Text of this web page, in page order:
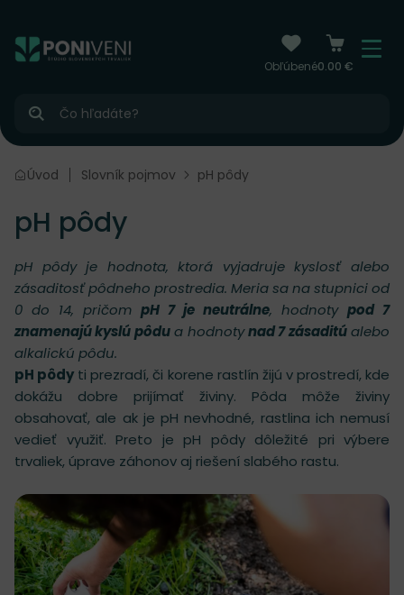
Obľúbené0.00 €
Menu
Hľadať
Úvod Slovník pojmov pH pôdy
pH pôdy
pH pôdy je hodnota, ktorá vyjadruje kyslosť alebo
zásaditosť pôdneho prostredia. Meria sa na stupnici od
0 do 14, pričom pH 7 je neutrálne, hodnoty pod 7
znamenajú kyslú pôdua hodnotynad 7 zásaditúalebo
alkalickú pôdu.
pH pôdy ti prezradí, či korene rastlín žijú v prostredí, kde
dokážu dobre prijímať živiny. Pôda môže živiny
obsahovať, ale ak je pH nevhodné, rastlina ich nemusí
vedieť využiť. Preto je pH pôdy dôležité pri výbere
trvaliek, úprave záhonov aj riešení slabého rastu.